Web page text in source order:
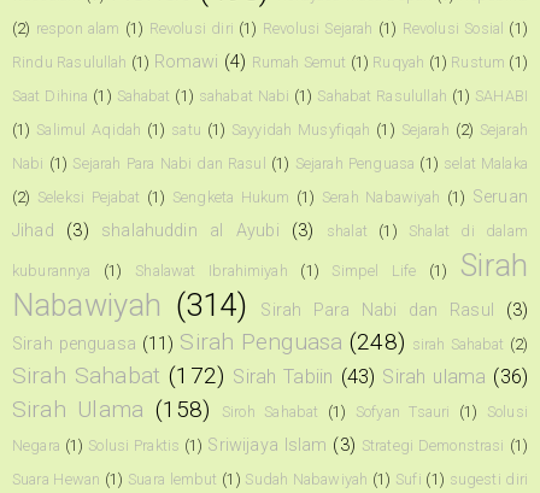
(2) respon alam (1) Revolusi diri (1) Revolusi Sejarah (1) Revolusi Sosial (1)
Rindu Rasulullah (1) Romawi (4) Rumah Semut (1) Ruqyah (1) Rustum (1)
Saat Dihina (1) Sahabat (1) sahabat Nabi (1) Sahabat Rasulullah (1) SAHABI
(1) Salimul Aqidah (1) satu (1) Sayyidah Musyfiqah (1) Sejarah (2) Sejarah
Nabi (1) Sejarah Para Nabi dan Rasul (1) Sejarah Penguasa (1) selat Malaka
(2) Seleksi Pejabat (1) Sengketa Hukum (1) Serah Nabawiyah (1) Seruan
Jihad
(3) shalahuddin al Ayubi (3) shalat (1) Shalat di dalam
kuburannya (1) Shalawat Ibrahimiyah (1) Simpel Life (1)
Sirah
Nabawiyah (314) Sirah Para Nabi dan Rasul
(3)
Sirah penguasa (11) Sirah Penguasa (248) sirah Sahabat (2)
Sirah Sahabat (172) Sirah Tabiin (43) Sirah ulama (36)
Sirah Ulama (158) Siroh Sahabat (1) Sofyan Tsauri (1)
Solusi
Negara (1) Solusi Praktis (1) Sriwijaya Islam (3) Strategi Demonstrasi (1)
Suara Hewan (1) Suara lembut (1) Sudah Nabawiyah (1) Sufi (1) sugesti diri